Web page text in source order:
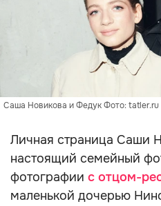
Саша Новикова и Федук Фото: tatler.ru
Личная страница Саши
настоящий семейный
фотографии с отцом-
маленькой дочерью